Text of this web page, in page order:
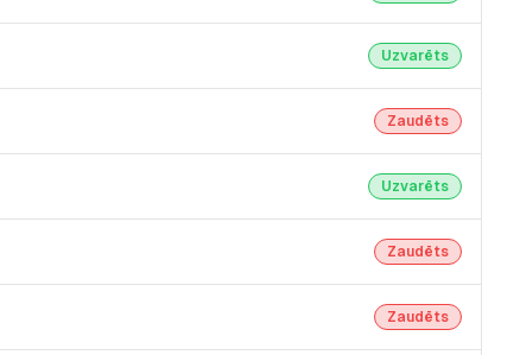
Uzvarēts
Zaudēts
Uzvarēts
Zaudēts
Zaudēts